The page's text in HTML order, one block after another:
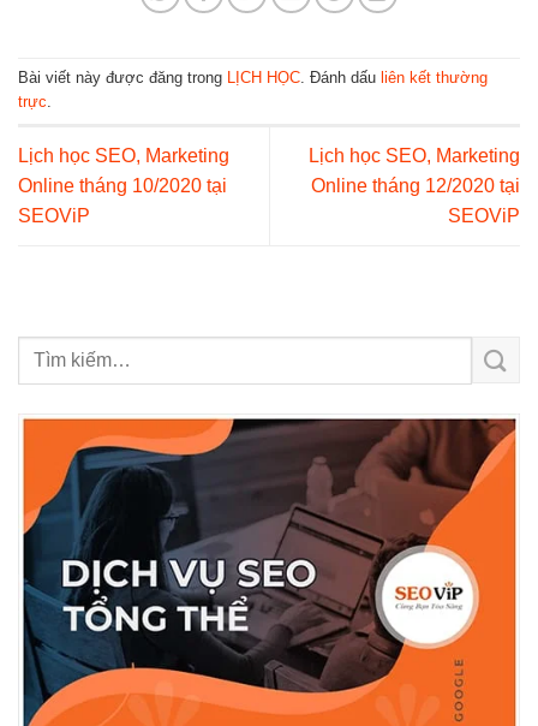
Bài viết này được đăng trong LỊCH HỌC. Đánh dấu liên kết thường
trực.
Lịch học SEO, Marketing
Online tháng 10/2020 tại
SEOViP
Lịch học SEO, Marketing
Online tháng 12/2020 tại
SEOViP